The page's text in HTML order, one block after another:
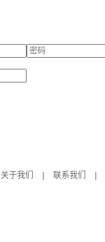
关于我们
联系我们